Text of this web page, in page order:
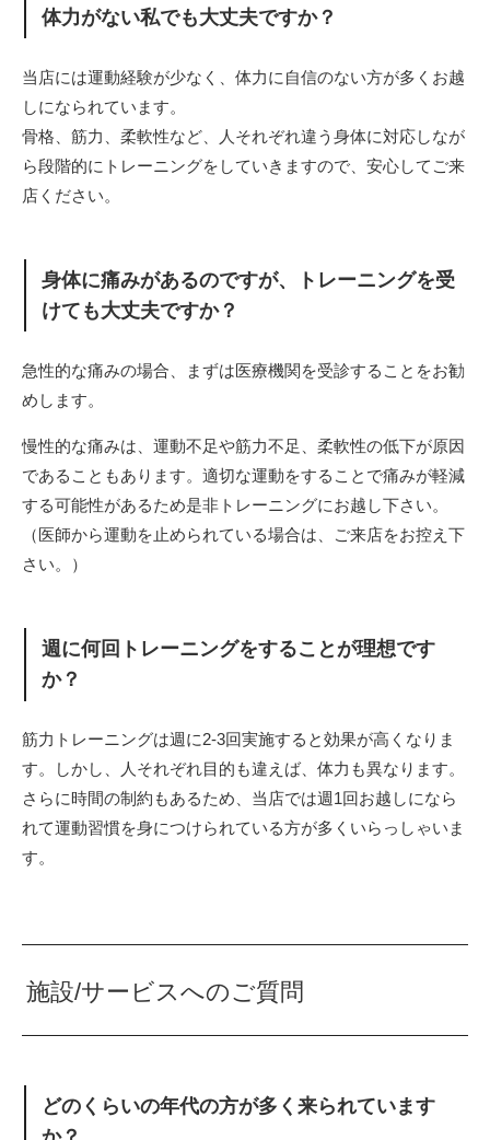
体力がない私でも大丈夫ですか？
当店には運動経験が少なく、体力に自信のない方が多くお越
しになられています。
骨格、筋力、柔軟性など、人それぞれ違う身体に対応しなが
ら段階的にトレーニングをしていきますので、安心してご来
店ください。
身体に痛みがあるのですが、トレーニングを受
けても大丈夫ですか？
急性的な痛みの場合、まずは医療機関を受診することをお勧
めします。
慢性的な痛みは、運動不足や筋力不足、柔軟性の低下が原因
であることもあります。適切な運動をすることで痛みが軽減
する可能性があるため是非トレーニングにお越し下さい。
（医師から運動を止められている場合は、ご来店をお控え下
さい。）
週に何回トレーニングをすることが理想です
か？
筋力トレーニングは週に2-3回実施すると効果が高くなりま
す。しかし、人それぞれ目的も違えば、体力も異なります。
さらに時間の制約もあるため、当店では週1回お越しになら
れて運動習慣を身につけられている方が多くいらっしゃいま
す。
施設/サービスへのご質問
どのくらいの年代の方が多く来られています